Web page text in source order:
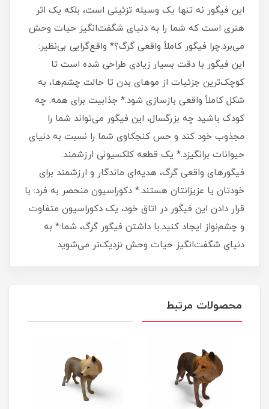
این فیگور نه تنها یک وسیله تزئینی است، بلکه یک اثر
هنری است که شما را به دنیای شگفت‌انگیز حیات وحش
می‌برد.چرا فیگور کاملاً واقعی گرگ؟* واقع‌گرایی بی‌نظیر:
این فیگور با دقت بسیار زیادی طراحی شده است تا
کوچک‌ترین جزئیات از موهای بدن تا حالت چشم‌ها، به
شکل کاملاً واقعی بازسازی شود.* جذابیت برای همه: چه
کودک باشید چه بزرگسال، این فیگور می‌تواند شما را
مجذوب خود کند و حس کنجکاوی شما را نسبت به دنیای
حیوانات برانگیزد.* یک قطعه کلکسیونی ارزشمند:
فیگورهای واقعی گرگ، هدیه‌ای ماندگار و ارزشمند برای
خودتان یا عزیزانتان هستند.* دکوراسیون منحصر به فرد: با
قرار دادن این فیگور در اتاق خود، یک دکوراسیون متفاوت
و چشم‌نواز ایجاد کنید.با داشتن فیگور گرگ، شما:* به
دنیای شگفت‌انگیز حیات وحش نزدیک‌تر می‌شوید.
محصولات مرتبط